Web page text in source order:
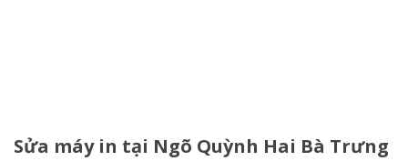
Sửa máy in tại Ngõ Quỳnh Hai Bà Trưng